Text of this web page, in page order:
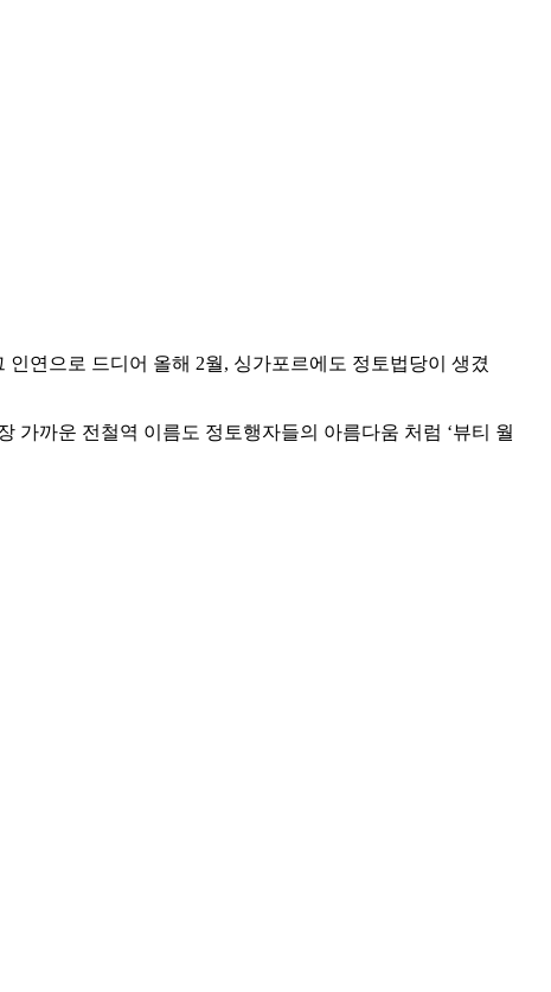
연으로 드디어 올해 2월, 싱가포르에도 정토법당이 생겼
가까운 전철역 이름도 정토행자들의 아름다움 처럼 ‘뷰티 월